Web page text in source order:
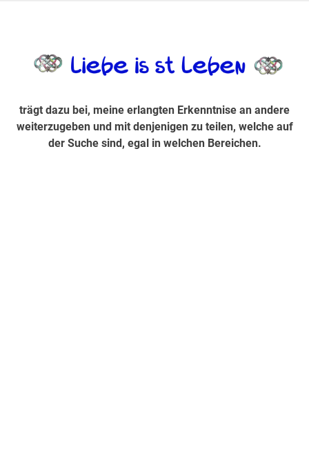
Suche sind, egal in welchen Bereichen.
trägt dazu bei, meine erlangten Erkenntnise an andere
weiterzugeben und mit denjenigen zu teilen, welche auf
der Suche sind, egal in welchen Bereichen.